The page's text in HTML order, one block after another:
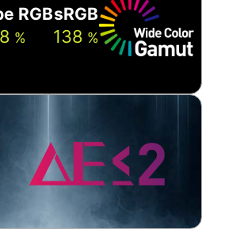
RGB
%
sRGB
138 %